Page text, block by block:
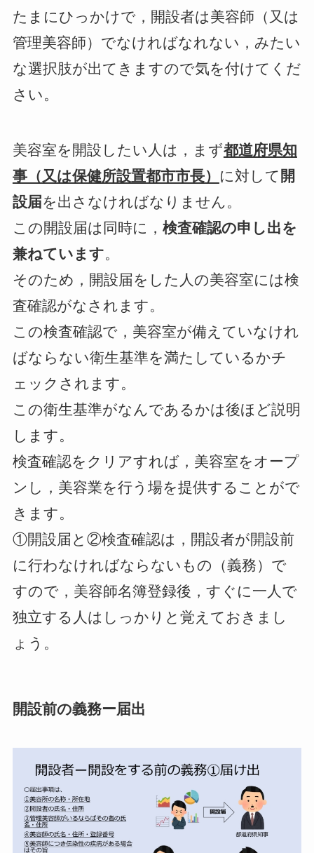
たまにひっかけで，開設者は美容師（又は
管理美容師）でなければなれない，みたい
な選択肢が出てきますので気を付けてくだ
さい。
美容室を開設したい人は，まず都道府県知
事（又は保健所設置都市市長） に対して 開
設届を出さなければなりません。
この開設届は同時に， 検査確認の申し出を
兼ねています。
そのため，開設届をした人の美容室には検
査確認がなされます。
この検査確認で，美容室が備えていなけれ
ばならない衛生基準を満たしているかチ
ェックされます。
この衛生基準がなんであるかは後ほど説明
します。
検査確認をクリアすれば，美容室をオープ
ンし，美容業を行う場を提供することがで
きます。
①開設届 と ②検査確認は，開設者が開設前
に行わなければならないもの（義務）で
すので，美容師名簿登録後，すぐに一人で
独立する人はしっかりと覚えておきまし
ょう。
開設前の義務ー届出